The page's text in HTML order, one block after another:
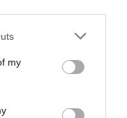
my
ett lock eller folie.
den puttra i såsen
lägg på ett fat och